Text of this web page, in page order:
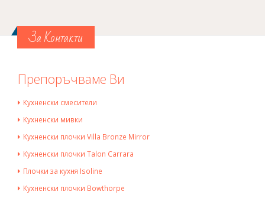
За Контакти
Препоръчваме Ви
Кухненски смесители
Кухненски мивки
Кухненски плочки Villa Bronze Mirror
Кухненски плочки Talon Carrara
Плочки за кухня Isoline
Кухненски плочки Bowthorpe